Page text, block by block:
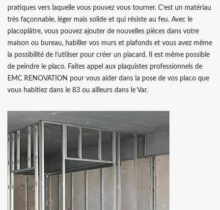
pratiques vers laquelle vous pouvez vous tourner. C’est un matériau
très façonnable, léger mais solide et qui résiste au feu. Avec le
placoplâtre, vous pouvez ajouter de nouvelles pièces dans votre
maison ou bureau, habiller vos murs et plafonds et vous avez même
la possibilité de l’utiliser pour créer un placard. Il est même possible
de peindre le placo. Faites appel aux plaquistes professionnels de
EMC RENOVATION pour vous aider dans la pose de vos placo que
vous habitiez dans le 83 ou ailleurs dans le Var.